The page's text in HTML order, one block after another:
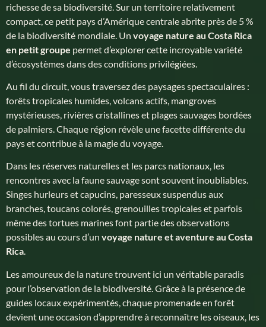
richesse de sa biodiversité. Sur un territoire relativement
compact, ce petit pays d’Amérique centrale abrite près de 5 %
de la biodiversité mondiale. Un voyage nature au Costa Rica
en petit groupe permet d’explorer cette incroyable variété
d’écosystèmes dans des conditions privilégiées.
Au fil du circuit, vous traversez des paysages spectaculaires :
forêts tropicales humides, volcans actifs, mangroves
mystérieuses, rivières cristallines et plages sauvages bordées
de palmiers. Chaque région révèle une facette différente du
pays et contribue à la magie du voyage.
Dans les réserves naturelles et les parcs nationaux, les
rencontres avec la faune sauvage sont souvent inoubliables.
Singes hurleurs et capucins, paresseux suspendus aux
branches, toucans colorés, grenouilles tropicales et parfois
même des tortues marines font partie des observations
possibles au cours d’un voyage nature et aventure au Costa
Rica.
Les amoureux de la nature trouvent ici un véritable paradis
pour l’observation de la biodiversité. Grâce à la présence de
guides locaux expérimentés, chaque promenade en forêt
devient une occasion d’apprendre à reconnaître les oiseaux, les